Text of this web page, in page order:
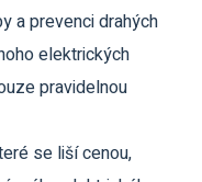
a prevenci drahých
elektrických
pravidelnou
se liší cenou,